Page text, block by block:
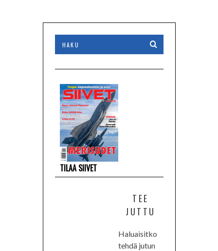
TILAA SIIVET
TEE
JUTTU
Haluaisitko
tehdä jutun